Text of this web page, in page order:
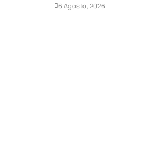
6 Agosto, 2026